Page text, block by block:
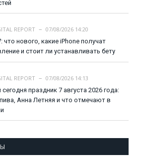
REPORT
07/08/2026 14:20
что нового, какие iPhone получат
и стоит ли устанавливать бету
REPORT
07/08/2026 14:13
сегодня праздник 7 августа 2026 года:
Анна Летняя и что отмечают в